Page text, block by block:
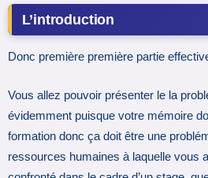
L’introduction
Donc première première partie
Vous allez pouvoir présenter le la
évidemment puisque votre mémoire
formation donc ça doit être une
ressources humaines à laquelle vous